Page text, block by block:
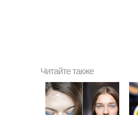
Читайте также